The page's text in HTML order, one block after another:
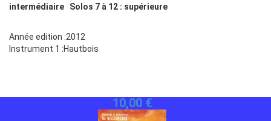
intermédiaire Solos 7 à 12 : supérieure
Année edition :2012
Instrument 1 :Hautbois